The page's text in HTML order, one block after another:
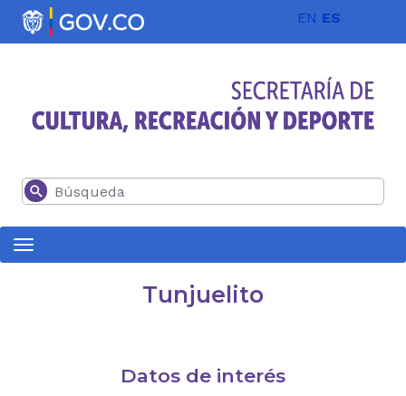
Pasar al contenido principal EN ES
Buscar
Tunjuelito
Datos de interés